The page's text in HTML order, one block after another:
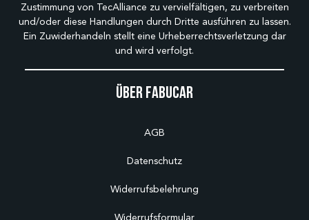
Über Fabucar
AGB
Datenschutz
Widerrufsbelehrung
Zustimmung von TecAlliance zu vervielfältigen, zu verbreiten
und/oder diese Handlungen durch Dritte ausführen zu lassen.
Ein Zuwiderhandeln stellt eine Urheberrechtsverletzung dar
und wird verfolgt.